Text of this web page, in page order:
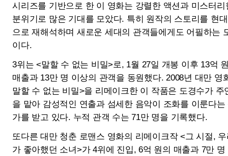
또다른 대만 청춘 로맨스 영화의 리메이크작 <그 시절, 우리
가 좋아했던 소녀>가 4위에 진입, 6억 원의 매출과 7만 명 이
상의 관객을 기록했다. 대만 원작의 감성을 유지하면서도 한
국적인 정서로 재해석한 영화 두 편이 잇달아 5위권 안에 들
어, 국내 관객들의 관심을 반증하고 있다.
<히트맨2>는 5위로 내려앉았다. 국정원 요원 출신 웹툰 작가
의 코믹 액션이 돋보인 전편의 분위기를 이어가는 한편, 새로
운 캐릭터들을 추가했다. 한주간 6억 원의 매출과 6만4천 명
이상의 관객, 250만 명이 넘는 누적 관객을 동원했으며, 손익
분기점 돌파 이후 여전히 박스오피스 5위권에 머물고 있다.
2월 3주차 흥행 TOP10은 아래와 같다.
2월 3주차 흥행 TOP10